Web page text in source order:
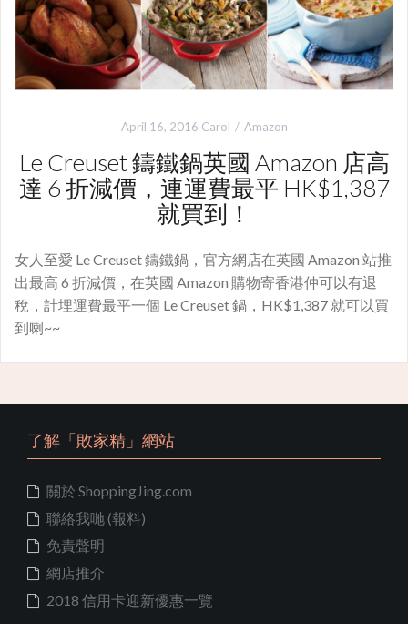
April 16, 2016 Carol Amazon
Le Creuset 鑄鐵鍋英國 Amazon 店高
達 6 折減價，連運費最平 HK$1,387
就買到！
女人至愛 Le Creuset 鑄鐵鍋，官方網店在英國 Amazon 站推
出最高 6 折減價，在英國 Amazon 購物寄香港仲可以有退
稅，計埋運費最平一個 Le Creuset 鍋，HK$1,387 就可以買
到喇~~
了解「敗家精」網站
關於 ShoppingJing.com
聯絡我哋 (報料)
免責聲明
網店推介
2018 信用卡迎新優惠一覽